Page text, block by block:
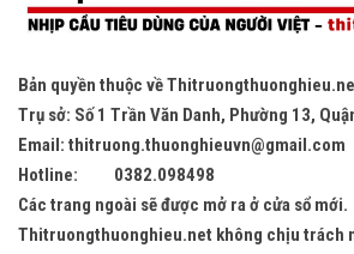
Bản quyền thuộc về
Trụ sở: Số 1 Trần Văn Danh, Phường 13,
Email: thitruong.thuonghieuvn@gmail.com
Hotline: 0382.098498
Các trang ngoài sẽ được mở ra ở cửa sổ mới.
Thitruongthuonghieu.net không chịu trách